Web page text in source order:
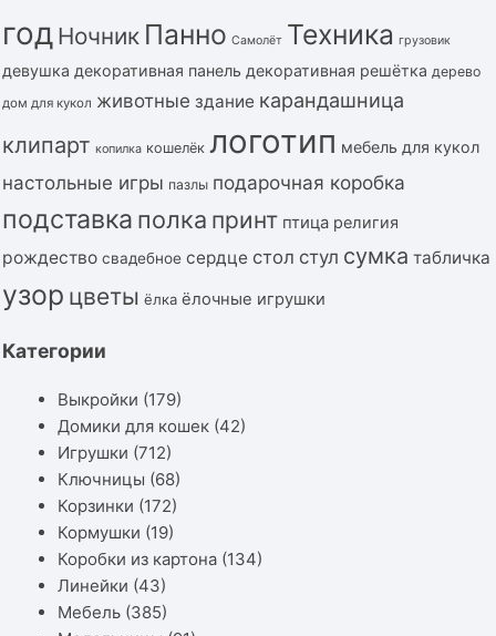
год Ночник Панно Самолёт Техника грузовик
девушка декоративная панель декоративная решётка дерево
дом для кукол животные здание карандашница
клипарт копилка кошелёк логотип мебель для кукол
настольные игры пазлы подарочная коробка
подставка полка принт птица религия
рождество свадебное сердце стол стул сумка табличка
узор цветы ёлка ёлочные игрушки
Категории
Выкройки (179)
Домики для кошек (42)
Игрушки (712)
Ключницы (68)
Корзинки (172)
Кормушки (19)
Коробки из картона (134)
Линейки (43)
Мебель (385)